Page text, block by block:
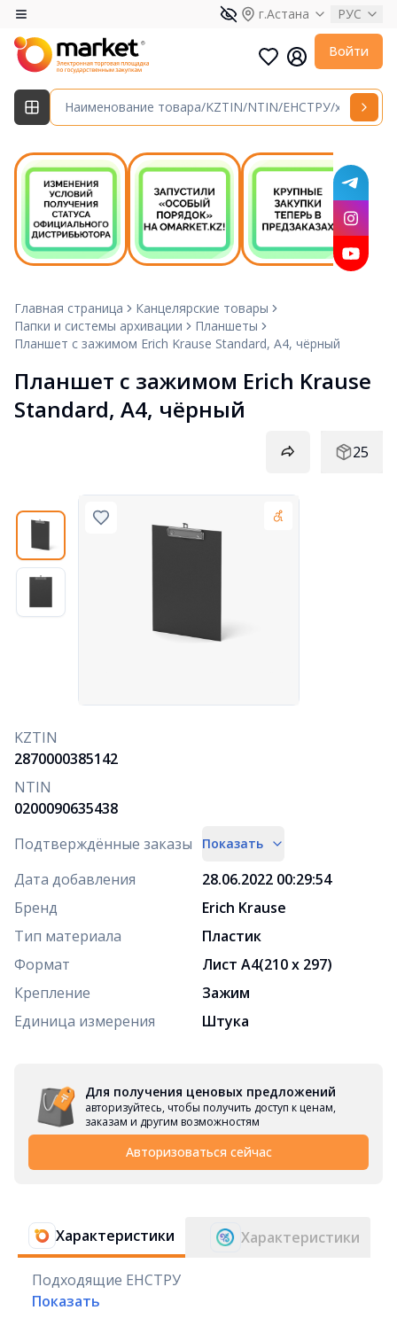
г.Астана РУС
Войти
Главная страница
Канцелярские товары
Папки и системы архивации
Планшеты
Планшет с зажимом Erich Krause Standard, А4, чёрный
Планшет с зажимом Erich Krause
Standard, А4, чёрный
25
KZTIN
2870000385142
NTIN
0200090635438
Подтверждённые заказы
Показать
Дата добавления
28.06.2022 00:29:54
Бренд
Erich Krause
Тип материала
Пластик
Формат
Лист А4(210 x 297)
Крепление
Зажим
Единица измерения
Штука
Для получения ценовых предложений
авторизуйтесь, чтобы получить доступ к ценам,
заказам и другим возможностям
Авторизоваться сейчас
Характеристики Характеристики
Подходящие ЕНСТРУ
Показать